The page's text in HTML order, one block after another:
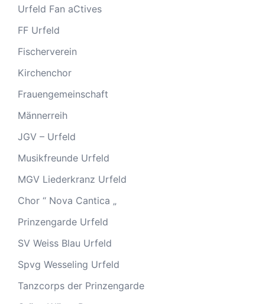
Urfeld Fan aCtives
FF Urfeld
Fischerverein
Kirchenchor
Frauengemeinschaft
Männerreih
JGV – Urfeld
Musikfreunde Urfeld
MGV Liederkranz Urfeld
Chor “ Nova Cantica „
Prinzengarde Urfeld
SV Weiss Blau Urfeld
Spvg Wesseling Urfeld
Tanzcorps der Prinzengarde